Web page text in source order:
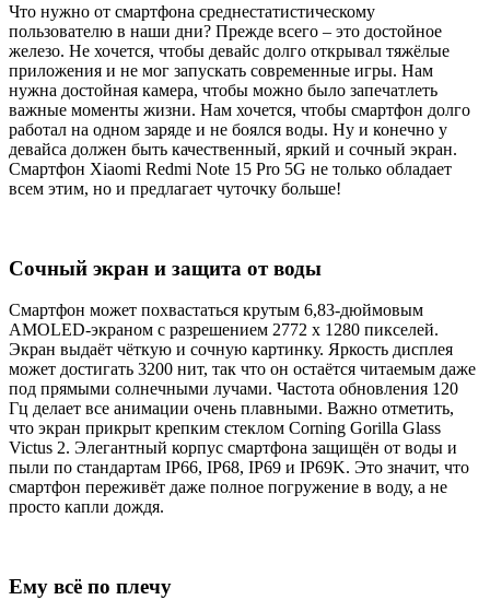
Что нужно от смартфона среднестатистическому
пользователю в наши дни? Прежде всего – это достойное
железо. Не хочется, чтобы девайс долго открывал тяжёлые
приложения и не мог запускать современные игры. Нам
нужна достойная камера, чтобы можно было запечатлеть
важные моменты жизни. Нам хочется, чтобы смартфон долго
работал на одном заряде и не боялся воды. Ну и конечно у
девайса должен быть качественный, яркий и сочный экран.
Смартфон Xiaomi Redmi Note 15 Pro 5G не только обладает
всем этим, но и предлагает чуточку больше!
Сочный экран и защита от воды
Смартфон может похвастаться крутым 6,83-дюймовым
AMOLED-экраном с разрешением 2772 x 1280 пикселей.
Экран выдаёт чёткую и сочную картинку. Яркость дисплея
может достигать 3200 нит, так что он остаётся читаемым даже
под прямыми солнечными лучами. Частота обновления 120
Гц делает все анимации очень плавными. Важно отметить,
что экран прикрыт крепким стеклом Corning Gorilla Glass
Victus 2. Элегантный корпус смартфона защищён от воды и
пыли по стандартам IP66, IP68, IP69 и IP69K. Это значит, что
смартфон переживёт даже полное погружение в воду, а не
просто капли дождя.
Ему всё по плечу